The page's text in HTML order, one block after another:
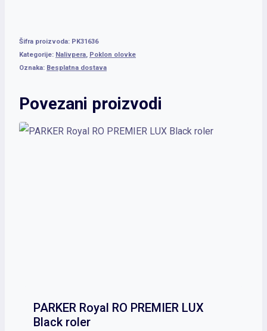
Šifra proizvoda: PK31636
Kategorije: Nalivpera, Poklon olovke
Oznaka: Besplatna dostava
Povezani proizvodi
PARKER Royal RO PREMIER LUX
Black roler